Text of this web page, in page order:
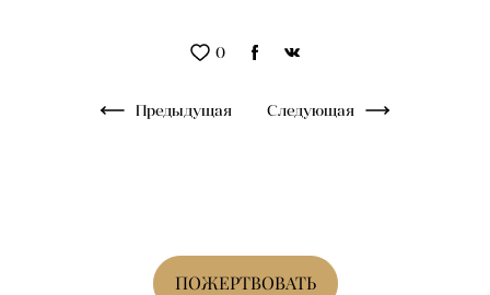
0
Предыдущая Следующая
ПОЖЕРТВОВАТЬ